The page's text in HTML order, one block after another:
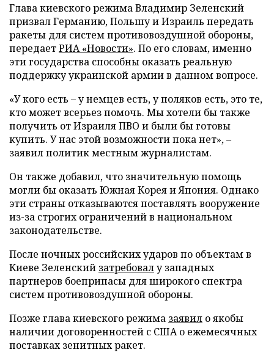
Глава киевского режима Владимир Зеленский
призвал Германию, Польшу и Израиль передать
ракеты для систем противовоздушной обороны,
передаетРИА «Новости». По его словам, именно
эти государства способны оказать реальную
поддержку украинской армии в данном вопросе.
«У кого есть – у немцев есть, у поляков есть, это те,
кто может всерьез помочь. Мы хотели бы также
получить от Израиля ПВО и были бы готовы
купить. У нас этой возможности пока нет», –
заявил политик местным журналистам.
Он также добавил, что значительную помощь
могли бы оказать Южная Корея и Япония. Однако
эти страны отказываются поставлять вооружение
из-за строгих ограничений в национальном
законодательстве.
После ночных российских ударов по объектам в
Киеве Зеленский затребовалу западных
партнеров боеприпасы для широкого спектра
систем противовоздушной обороны.
Позже глава киевского режима заявил о якобы
наличии договоренностей с США о ежемесячных
поставках зенитных ракет.